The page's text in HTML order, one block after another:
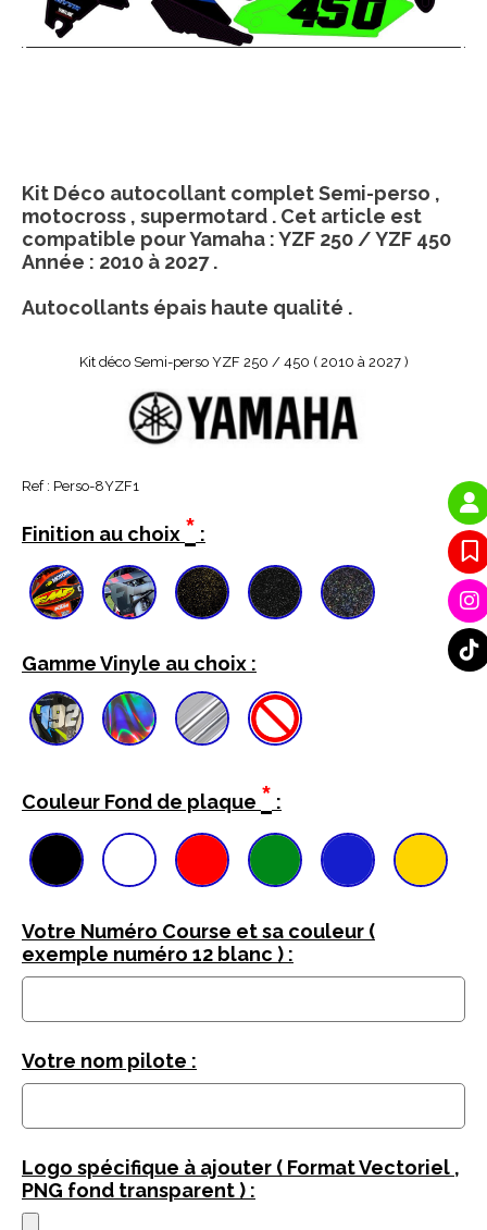
Kit déco Semi-perso YZF 250 / 450 ( 2010 à 2027 )
Ref : Perso-8YZF1
Finition au choix * :
Gamme Vinyle au choix :
Couleur Fond de plaque * :
Votre Numéro Course et sa couleur (
exemple numéro 12 blanc ) :
Votre nom pilote :
Logo spécifique à ajouter ( Format Vectoriel ,
PNG fond transparent ) :
Kit Déco autocollant complet Semi-perso ,
motocross , supermotard . Cet article est
compatible pour Yamaha : YZF 250 / YZF 450
Année : 2010 à 2027 .
Autocollants épais haute qualité .